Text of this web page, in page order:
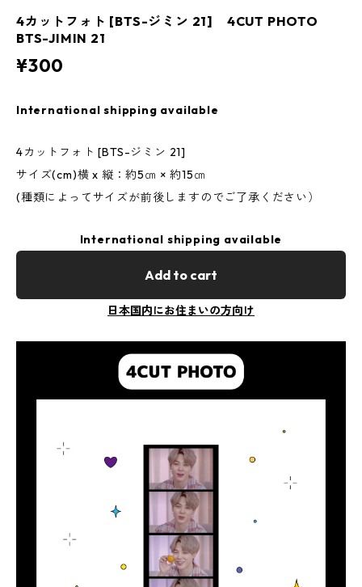
4カットフォト [BTS-ジミン 21] 4CUT PHOTO
BTS-JIMIN 21
¥300
International shipping available
4カットフォト [BTS-ジミン 21]
サイズ(cm)横 x 縦：約5㎝ × 約15㎝
(種類によってサイズが前後しますのでご了承ください）
International shipping available
Add to cart
日本国内にお住まいの方向け